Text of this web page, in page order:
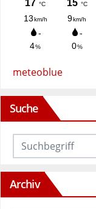
meteoblue
Suche
Archiv